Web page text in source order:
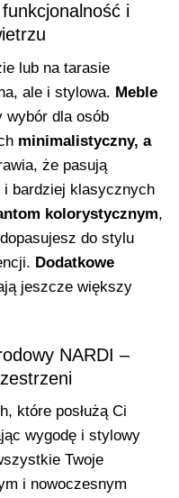
i
lub na tarasie
ale i stylowa. Meble
wybór dla osób
minimalistyczny, a
że pasują
i bardziej klasycznych
kolorystycznym,
do stylu
Dodatkowe
jeszcze większy
NARDI –
które posłużą Ci
wygodę i stylowy
Twoje
i nowoczesnym